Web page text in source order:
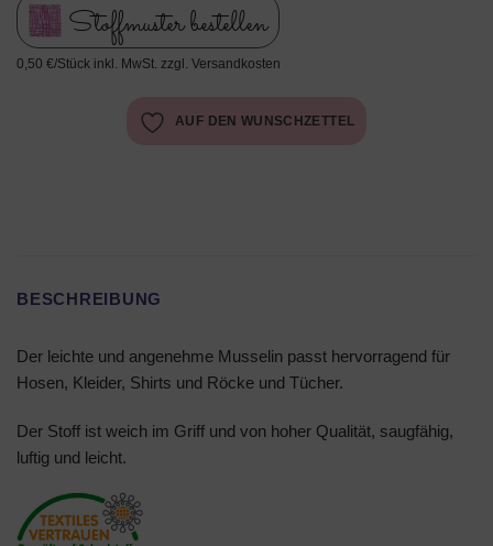
Stoffmuster bestellen
0,50 €/Stück inkl. MwSt. zzgl. Versandkosten
AUF DEN WUNSCHZETTEL
BESCHREIBUNG
Der leichte und angenehme Musselin passt hervorragend für
Hosen, Kleider, Shirts und Röcke und Tücher.
Der Stoff ist weich im Griff und von hoher Qualität, saugfähig,
luftig und leicht.